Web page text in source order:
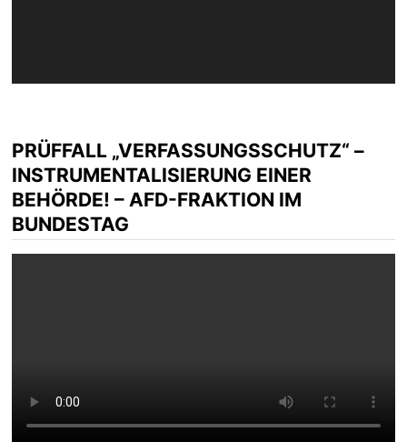
PRÜFFALL „VERFASSUNGSSCHUTZ“ –
INSTRUMENTALISIERUNG EINER
BEHÖRDE! – AFD-FRAKTION IM
BUNDESTAG